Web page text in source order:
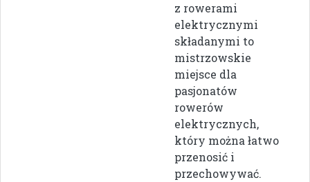
z rowerami
elektrycznymi
składanymi to
mistrzowskie
miejsce dla
pasjonatów
rowerów
elektrycznych,
który można łatwo
przenosić i
przechowywać.